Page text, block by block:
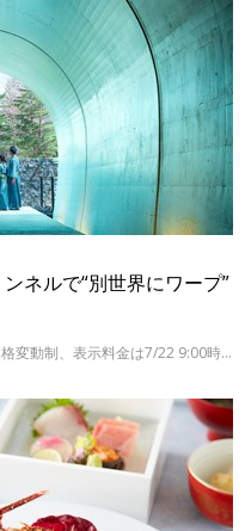
ネルで“別世界にワープ”
2027/1/4～2/28のの日～金曜の指定日 ※価格変動制、表示料金は7/22 9:00時点